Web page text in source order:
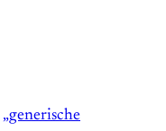
„generische